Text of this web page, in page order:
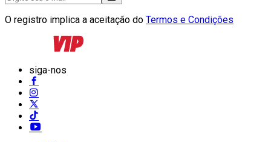
O registro implica a aceitação do Termos e Condições
siga-nos